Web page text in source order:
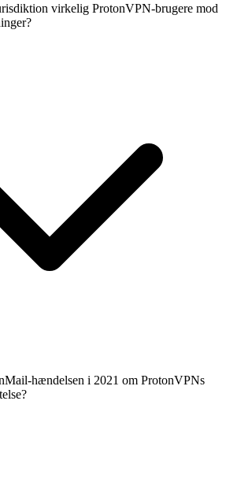
virkelig ProtonVPN-brugere mod
hændelsen i 2021 om ProtonVPNs